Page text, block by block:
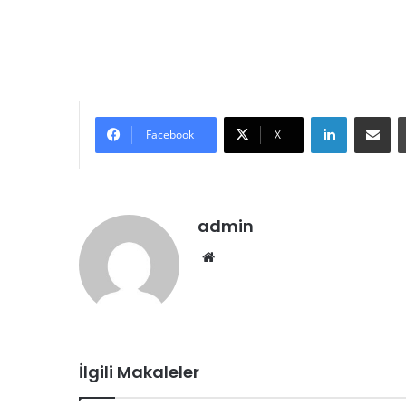
Facebook X
admin
İlgili Makaleler